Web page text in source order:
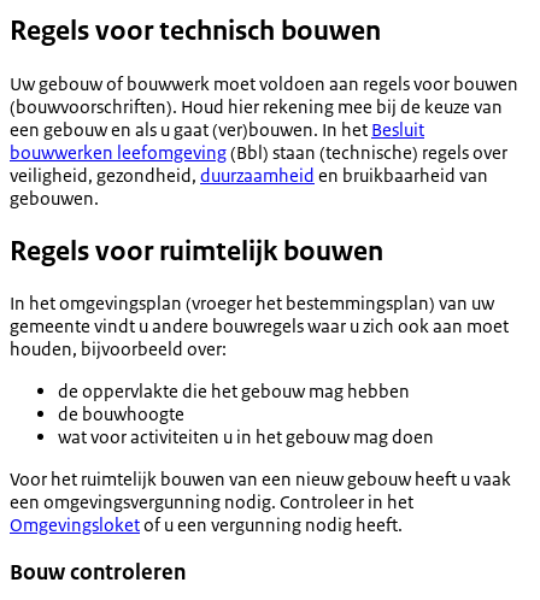
Regels voor technisch bouwen
Uw gebouw of bouwwerk moet voldoen aan regels voor bouwen
(bouwvoorschriften). Houd hier rekening mee bij de keuze van
een gebouw en als u gaat (ver)bouwen. In het Besluit
bouwwerken leefomgeving(Bbl) staan (technische) regels over
veiligheid, gezondheid, duurzaamheid en bruikbaarheid van
gebouwen.
Regels voor ruimtelijk bouwen
In het omgevingsplan (vroeger het bestemmingsplan) van uw
gemeente vindt u andere bouwregels waar u zich ook aan moet
houden, bijvoorbeeld over:
de oppervlakte die het gebouw mag hebben
de bouwhoogte
wat voor activiteiten u in het gebouw mag doen
Voor het ruimtelijk bouwen van een nieuw gebouw heeft u vaak
een omgevingsvergunning nodig. Controleer in het
Omgevingsloketof u een vergunning nodig heeft.
Bouw controleren